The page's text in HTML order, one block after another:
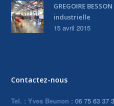
GREGOIRE
industrielle
15 avril 2015
Contactez-nous
Tel. : Yves Beunon : 06 75 63 37